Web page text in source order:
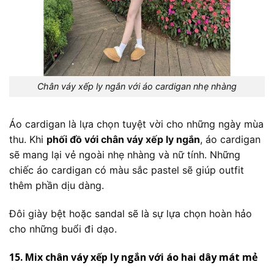
Chân váy xếp ly ngắn với áo cardigan nhẹ nhàng
Áo cardigan là lựa chọn tuyệt vời cho những ngày mùa
thu. Khi phối đồ với chân váy xếp ly ngắn, áo cardigan
sẽ mang lại vẻ ngoài nhẹ nhàng và nữ tính. Những
chiếc áo cardigan có màu sắc pastel sẽ giúp outfit
thêm phần dịu dàng.
Đôi giày bệt hoặc sandal sẽ là sự lựa chọn hoàn hảo
cho những buổi đi dạo.
15. Mix chân váy xếp ly ngắn với áo hai dây mát mẻ